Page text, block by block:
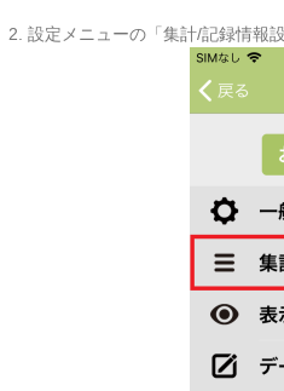
2. 設定メニューの「集計/記録情報